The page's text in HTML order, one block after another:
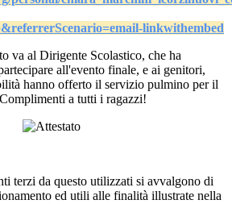
linkwithembed
va al Dirigente Scolastico, che ha
all'evento finale, e ai genitori,
hanno offerto il servizio pulmino per il
a tutti i ragazzi!
terzi da questo utilizzati si avvalgono di
ed utili alle finalità illustrate nella